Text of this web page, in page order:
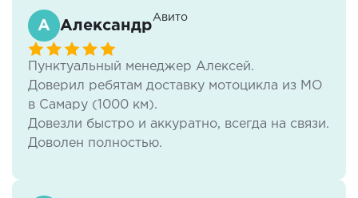
я в дальнейшем сотрудничать - да!
Буду ли я данную компанию рекомендовать -
обязательно. С логистикой а знаком очень
давно и ЛогистикАвто,могу сказать с учётом
опыта, профессионалы своего дела!!
Александр
Авито
Пунктуальный менеджер Алексей.
Доверил ребятам доставку мотоцикла из МО
в Самару (1000 км).
Довезли быстро и аккуратно, всегда на связи.
Доволен полностью.